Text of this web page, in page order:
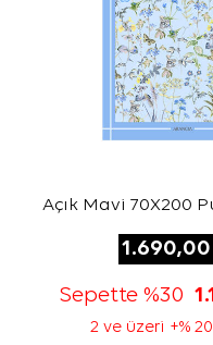
Açık Mavi 70X200
1.690,00
Sepette %30
2 ve üzeri +%